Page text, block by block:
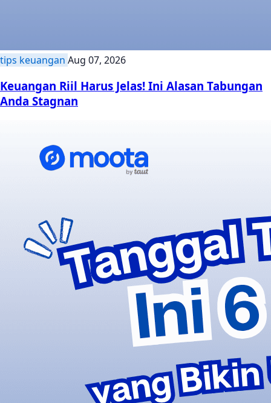
tips keuangan Aug 07, 2026
Keuangan Riil Harus Jelas! Ini Alasan Tabungan
Anda Stagnan